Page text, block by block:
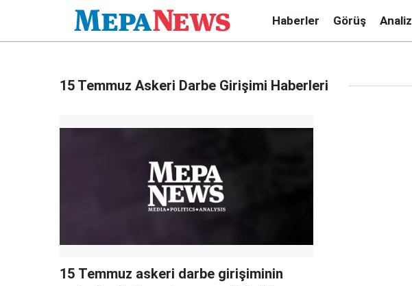
Haberler Görüş Analiz
15 Temmuz Askeri Darbe Girişimi Haberleri
15 Temmuz askeri darbe girişiminin